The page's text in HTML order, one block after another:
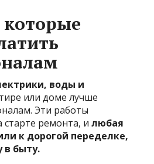
воды и
или доме лучше
Эти работы
ремонта, илюбая
к дорогой переделке,
в быту.